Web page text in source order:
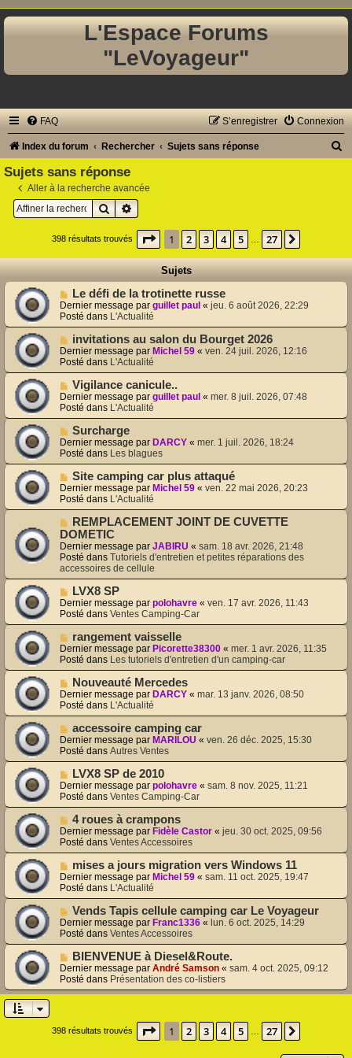
L'Espace Forums
"LeVoyageur"
FAQ Connexion
S’enregistrer
Index du forum Rechercher Sujets sans réponse
c
h
r
Sujets sans réponse
Aller à la recherche avancée
RechercherRecherche avancée
398 résultats trouvés Page 1sur27
1 2 3 4 5 27
Sujets
N
o
u
v
e
a
u
m
e
s
a
g
e
Le défi de la trotinette russe
Dernier message par guillet paul « jeu. 6 août 2026, 22:29
Posté dans L'Actualité
N
o
u
v
e
a
u
m
e
s
s
a
g
e
invitations au salon du Bourget 2026
Dernier message par Michel 59 « ven. 24 juil. 2026, 12:16
Posté dans L'Actualité
N
o
u
v
e
a
u
m
e
s
s
a
g
e
Vigilance canicule..
Dernier message par guillet paul « mer. 8 juil. 2026, 07:48
Posté dans L'Actualité
N
o
u
v
e
a
u
m
e
s
s
a
g
e
Surcharge
Dernier message par DARCY « mer. 1 juil. 2026, 18:24
Posté dans Les blagues
N
o
u
v
e
a
u
m
e
s
s
a
g
e
Site camping car plus attaqué
Dernier message par Michel 59 « ven. 22 mai 2026, 20:23
Posté dans L'Actualité
N
o
u
v
e
a
u
m
e
s
a
g
e
REMPLACEMENT JOINT DE CUVETTE
DOMETIC
Dernier message par JABIRU « sam. 18 avr. 2026, 21:48
Posté dans Tutoriels d'entretien et petites réparations des
accessoires de cellule
N
o
u
v
e
a
u
m
e
s
s
a
e
LVX8 SP
Dernier message par polohavre « ven. 17 avr. 2026, 11:43
Posté dans Ventes Camping-Car
N
o
u
v
e
a
u
m
s
s
a
g
e
rangement vaisselle
Dernier message par Picorette38300 « mer. 1 avr. 2026, 11:35
Posté dans Les tutoriels d'entretien d'un camping-car
N
o
u
v
e
a
u
m
e
s
s
a
e
Nouveauté Mercedes
Dernier message par DARCY « mar. 13 janv. 2026, 08:50
Posté dans L'Actualité
N
o
u
v
e
a
u
m
s
s
a
e
accessoire camping car
Dernier message par MARILOU « ven. 26 déc. 2025, 15:30
Posté dans Autres Ventes
N
o
u
v
e
a
u
m
s
s
a
g
e
LVX8 SP de 2010
Dernier message par polohavre « sam. 8 nov. 2025, 11:21
Posté dans Ventes Camping-Car
N
o
u
v
e
a
u
m
e
s
a
g
e
4 roues à crampons
Dernier message par Fidèle Castor « jeu. 30 oct. 2025, 09:56
Posté dans Ventes Accessoires
N
o
u
v
e
a
u
m
e
s
s
a
g
mises a jours migration vers Windows 11
Dernier message par Michel 59 « sam. 11 oct. 2025, 19:47
Posté dans L'Actualité
N
o
u
v
e
a
u
m
e
a
Vends Tapis cellule camping car Le Voyageur
Dernier message par Franc1336 « lun. 6 oct. 2025, 14:29
Posté dans Ventes Accessoires
N
o
u
v
m
BIENVENUE à Diesel&Route.
Dernier message par André Samson « sam. 4 oct. 2025, 09:12
Posté dans Présentation des co-listiers
398 résultats trouvés Page 1sur27
1 2 3 4 5 27